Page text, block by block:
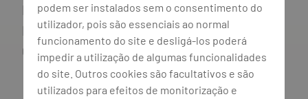
Política de privacidade
Política de cookies
Gestão de cookies
podem ser instalados sem o consentimento do
utilizador, pois são essenciais ao normal
funcionamento do site e desligá-los poderá
impedir a utilização de algumas funcionalidades
do site. Outros cookies são facultativos e são
utilizados para efeitos de monitorização e